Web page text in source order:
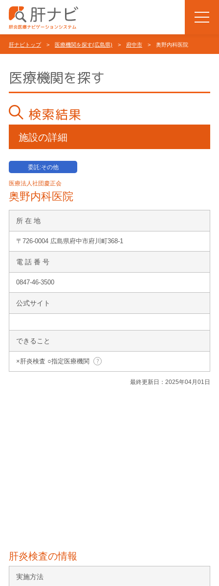
肝ナビトップ> 医療機関を探す(広島県) > 府中市 > 奥野内科医院
医療機関を探す
検索結果
施設の詳細
委託:その他
医療法人社団慶正会
奥野内科医院
所 在 地
〒726-0004 広島県府中市府川町368-1
電 話 番 号
0847-46-3500
公式サイト
できること
×肝炎検査 ○指定医療機関
最終更新日：2025年04月01日
肝炎検査の情報
実施方法